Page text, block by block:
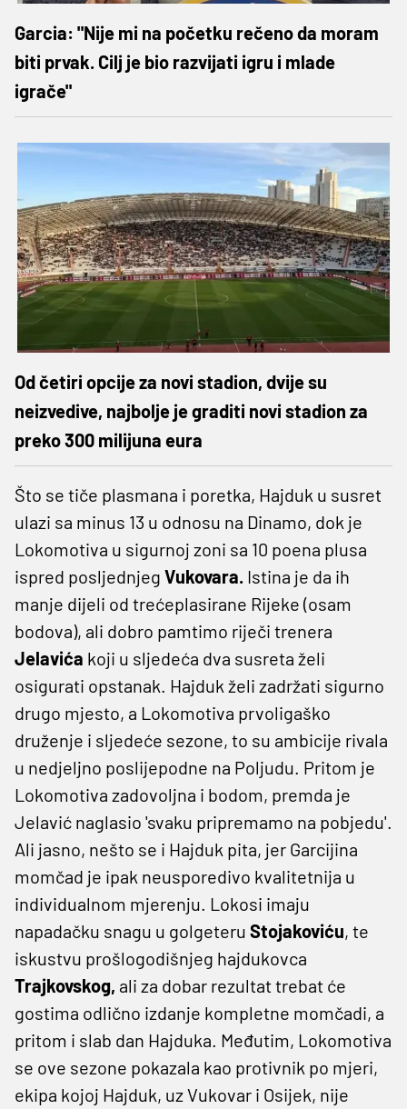
Garcia: "Nije mi na početku rečeno da moram
biti prvak. Cilj je bio razvijati igru i mlade
igrače"
Od četiri opcije za novi stadion, dvije su
neizvedive, najbolje je graditi novi stadion za
preko 300 milijuna eura
Što se tiče plasmana i poretka, Hajduk u susret
ulazi sa minus 13 u odnosu na Dinamo, dok je
Lokomotiva u sigurnoj zoni sa 10 poena plusa
ispred posljednjeg Vukovara. Istina je da ih
manje dijeli od trećeplasirane Rijeke (osam
bodova), ali dobro pamtimo riječi trenera
Jelavića koji u sljedeća dva susreta želi
osigurati opstanak. Hajduk želi zadržati sigurno
drugo mjesto, a Lokomotiva prvoligaško
druženje i sljedeće sezone, to su ambicije rivala
u nedjeljno poslijepodne na Poljudu. Pritom je
Lokomotiva zadovoljna i bodom, premda je
Jelavić naglasio 'svaku pripremamo na pobjedu'.
Ali jasno, nešto se i Hajduk pita, jer Garcijina
momčad je ipak neusporedivo kvalitetnija u
individualnom mjerenju. Lokosi imaju
napadačku snagu u golgeteru Stojakoviću, te
iskustvu prošlogodišnjeg hajdukovca
Trajkovskog, ali za dobar rezultat trebat će
gostima odlično izdanje kompletne momčadi, a
pritom i slab dan Hajduka. Međutim, Lokomotiva
se ove sezone pokazala kao protivnik po mjeri,
ekipa kojoj Hajduk, uz Vukovar i Osijek, nije